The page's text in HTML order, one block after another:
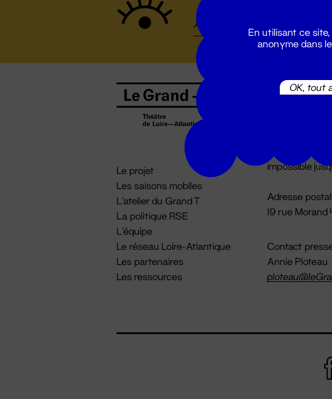
Le projet
Les saisons mobiles
L'atelier du Grand T
La politique RSE
L'équipe
Le réseau Loire-Atlantique
Les partenaires
Les ressources
Billetterie
impossible
Adresse
19 rue
Contact
Annie Ploteau
En utilisant ce
anonyme dans
OK, tout